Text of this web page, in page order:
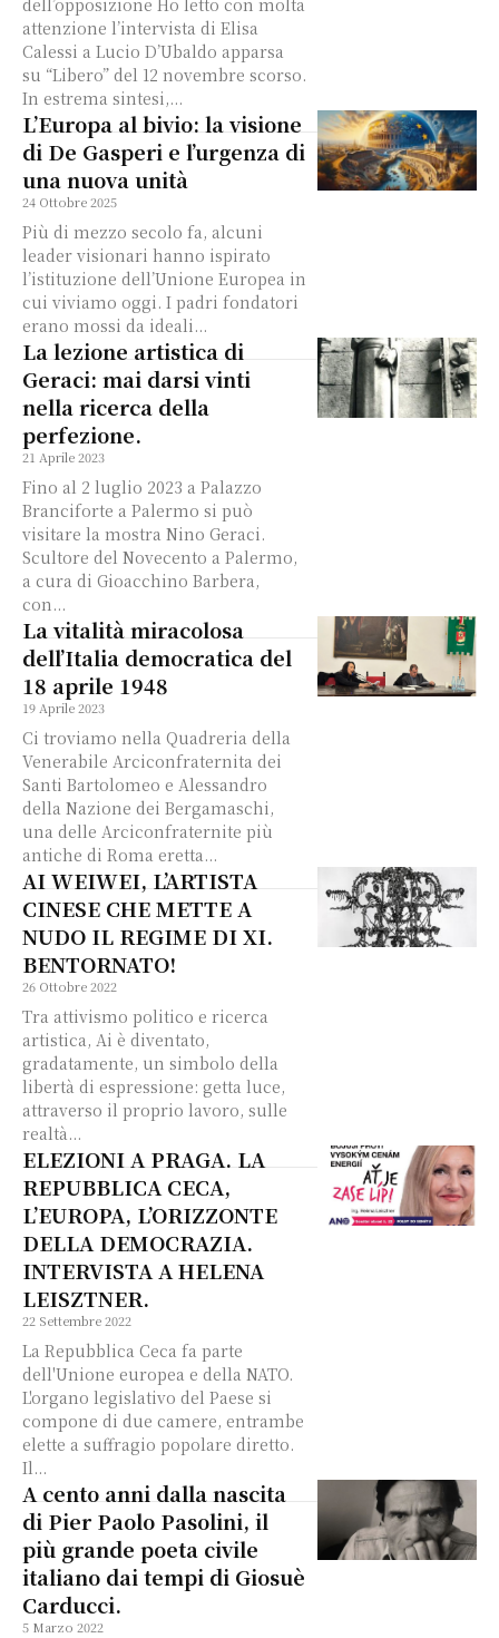
dell’opposizione Ho letto con molta
attenzione l’intervista di Elisa
Calessi a Lucio D’Ubaldo apparsa
su “Libero” del 12 novembre scorso.
In estrema sintesi,...
L’Europa al bivio: la visione
di De Gasperi e l’urgenza di
una nuova unità
24 Ottobre 2025
Più di mezzo secolo fa, alcuni
leader visionari hanno ispirato
l’istituzione dell’Unione Europea in
cui viviamo oggi. I padri fondatori
erano mossi da ideali...
La lezione artistica di
Geraci: mai darsi vinti
nella ricerca della
perfezione.
21 Aprile 2023
Fino al 2 luglio 2023 a Palazzo
Branciforte a Palermo si può
visitare la mostra Nino Geraci.
Scultore del Novecento a Palermo,
a cura di Gioacchino Barbera,
con...
La vitalità miracolosa
dell’Italia democratica del
18 aprile 1948
19 Aprile 2023
Ci troviamo nella Quadreria della
Venerabile Arciconfraternita dei
Santi Bartolomeo e Alessandro
della Nazione dei Bergamaschi,
una delle Arciconfraternite più
antiche di Roma eretta...
AI WEIWEI, L’ARTISTA
CINESE CHE METTE A
NUDO IL REGIME DI XI.
BENTORNATO!
26 Ottobre 2022
Tra attivismo politico e ricerca
artistica, Ai è diventato,
gradatamente, un simbolo della
libertà di espressione: getta luce,
attraverso il proprio lavoro, sulle
realtà...
ELEZIONI A PRAGA. LA
REPUBBLICA CECA,
L’EUROPA, L’ORIZZONTE
DELLA DEMOCRAZIA.
INTERVISTA A HELENA
LEISZTNER.
22 Settembre 2022
La Repubblica Ceca fa parte
dell'Unione europea e della NATO.
L'organo legislativo del Paese si
compone di due camere, entrambe
elette a suffragio popolare diretto.
Il...
A cento anni dalla nascita
di Pier Paolo Pasolini, il
più grande poeta civile
italiano dai tempi di Giosuè
Carducci.
5 Marzo 2022